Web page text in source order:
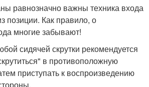
равнозначно важны техника входа
позиции. Как правило, о
многие забывают!
сидячей скрутки рекомендуется
в противоположную
приступать к воспроизведению